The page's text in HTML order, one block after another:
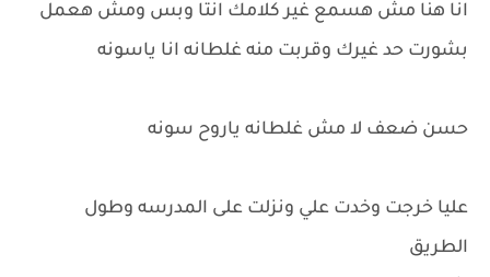
انا هنا مش هسمع غير كلامك انتا وبس ومش هعمل
بشورت حد غيرك وقربت منه غلطانه انا ياسونه
حسن ضعف لا مش غلطانه ياروح سونه
عليا خرجت وخدت علي ونزلت على المدرسه وطول
الطريق